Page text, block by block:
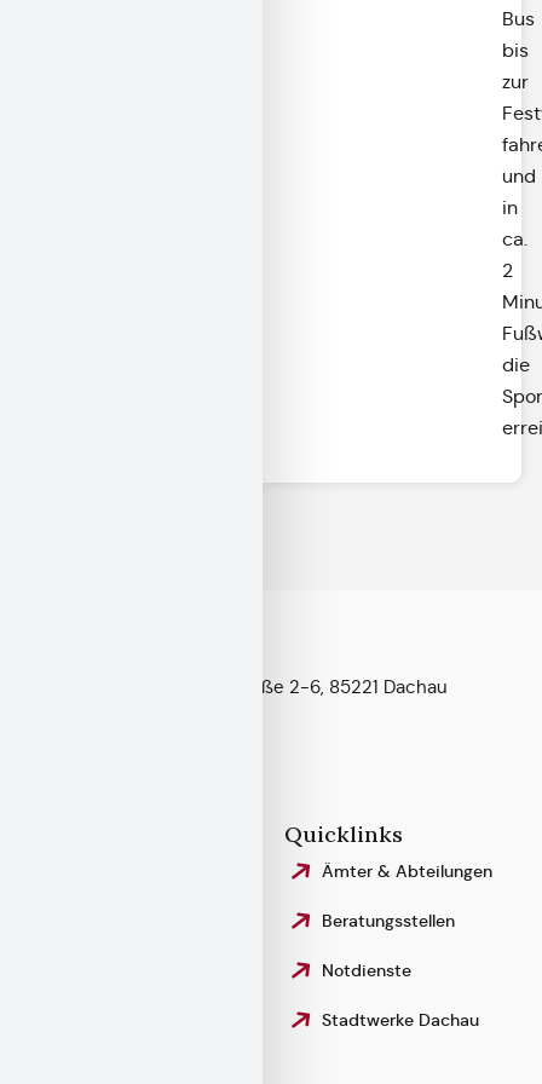
Bus
bis
zur
und
in
ca.
2
die
Konrad-Adenauer-Straße 2-6, 85221 Dachau
Quicklinks
Ämter & Abteilungen
Beratungsstellen
Notdienste
Stadtwerke Dachau